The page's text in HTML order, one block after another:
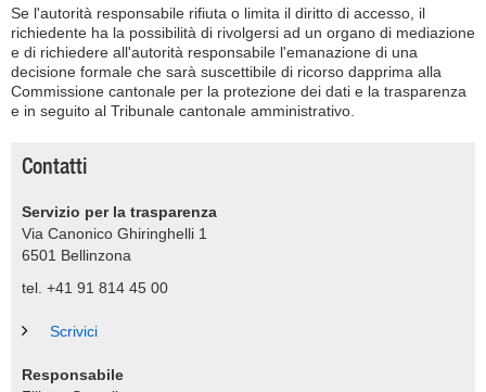
Se l'autorità responsabile rifiuta o limita il diritto di accesso, il
richiedente ha la possibilità di rivolgersi ad un organo di mediazione
e di richiedere all'autorità responsabile l'emanazione di una
decisione formale che sarà suscettibile di ricorso dapprima alla
Commissione cantonale per la protezione dei dati e la trasparenza
e in seguito al Tribunale cantonale amministrativo.
Contatti
Servizio per la trasparenza
Via Canonico Ghiringhelli 1
6501 Bellinzona
tel. +41 91 814 45 00
Scrivici
Responsabile